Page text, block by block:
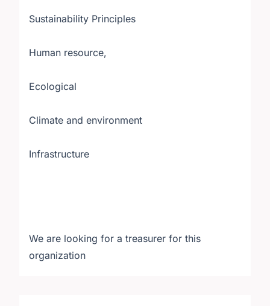
Sustainability Principles
Human resource,
Ecological
Climate and environment
Infrastructure
We are looking for a treasurer for this
organization